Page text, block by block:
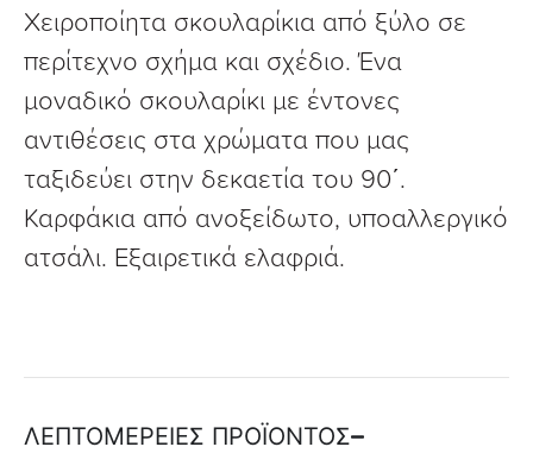
Χειροποίητα σκουλαρίκια από ξύλο σε
περίτεχνο σχήμα και σχέδιο. Ένα
μοναδικό σκουλαρίκι με έντονες
αντιθέσεις στα χρώματα που μας
ταξιδεύει στην δεκαετία του 90΄.
Καρφάκια από ανοξείδωτο, υποαλλεργικό
ατσάλι. Εξαιρετικά ελαφριά.
ΛΕΠΤΟΜΕΡΕΙΕΣ ΠΡΟΪΟΝΤΟΣ